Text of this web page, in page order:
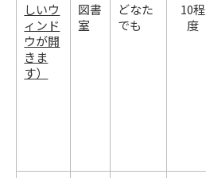
しいウ
ィンド
ウが開
きま
す）
図書
室
どなた
でも
10程
度